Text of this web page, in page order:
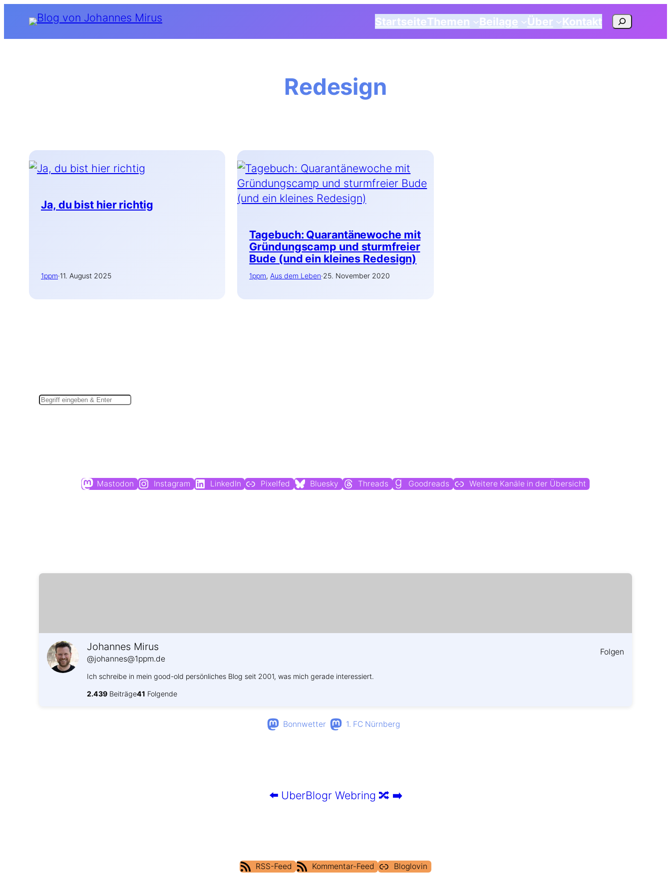
Inhalt
springen
StartseiteThemen Beilage Über Kontakt Suchen
Redesign
Ja, du bist hier richtig
1ppm·11. August 2025
Tagebuch: Quarantänewoche mit
Gründungscamp und sturmfreier
Bude (und ein kleines Redesign)
1ppm, Aus dem Leben·25. November 2020
Mastodon Instagram LinkedIn Pixelfed Bluesky Threads Goodreads Weitere Kanäle in der Übersicht
Johannes Mirus
@johannes@1ppm.de
Folgen
Ich schreibe in mein good-old persönliches Blog seit 2001, was mich gerade interessiert.
2.439 Beiträge41 Folgende
Bonnwetter 1. FC Nürnberg
⬅️ UberBlogr Webring 🔀 ➡️
RSS-Feed Kommentar-Feed Bloglovin